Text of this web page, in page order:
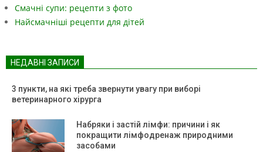
Смачні супи: рецепти з фото
Найсмачніші рецепти для дітей
НЕДАВНІ ЗАПИСИ
3 пункти, на які треба звернути увагу при виборі
ветеринарного хірурга
Набряки і застій лімфи: причини і як
покращити лімфодренаж природними
засобами